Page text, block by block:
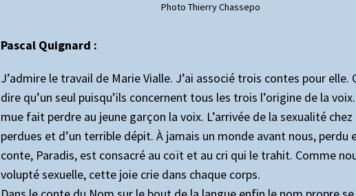
Photo Thierry Chassepo
Pascal Quignard :
J’admire le travail de Marie Vialle. J’ai associé trois contes pour
dire qu’un seul puisqu’ils concernent tous les trois l’origine de la
mue fait perdre au jeune garçon la voix. L’arrivée de la sexualité
perdues et d’un terrible dépit. À jamais un monde avant nous, perdu
conte, Paradis, est consacré au coït et au cri qui le trahit. Comme
volupté sexuelle, cette joie crie dans chaque corps.